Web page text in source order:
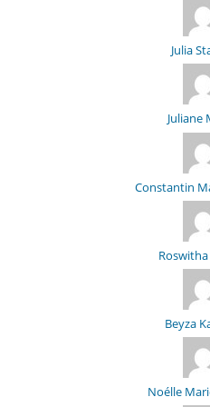
Julia
Juliane
Constantin
Beyza
Noélle